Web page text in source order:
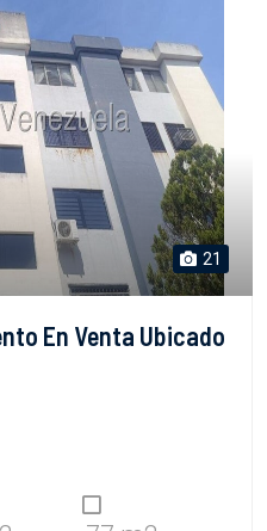
21
En Venta Ubicado